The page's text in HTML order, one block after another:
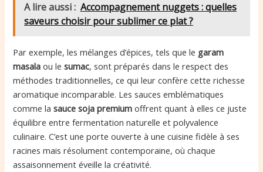
A lire aussi : Accompagnement nuggets : quelles
saveurs choisir pour sublimer ce plat ?
Par exemple, les mélanges d’épices, tels que le garam
masala ou lesumac, sont préparés dans le respect des
méthodes traditionnelles, ce qui leur confère cette richesse
aromatique incomparable. Les sauces emblématiques
comme lasauce soja premium offrent quant à elles ce juste
équilibre entre fermentation naturelle et polyvalence
culinaire. C’est une porte ouverte à une cuisine fidèle à ses
racines mais résolument contemporaine, où chaque
assaisonnement éveille la créativité.